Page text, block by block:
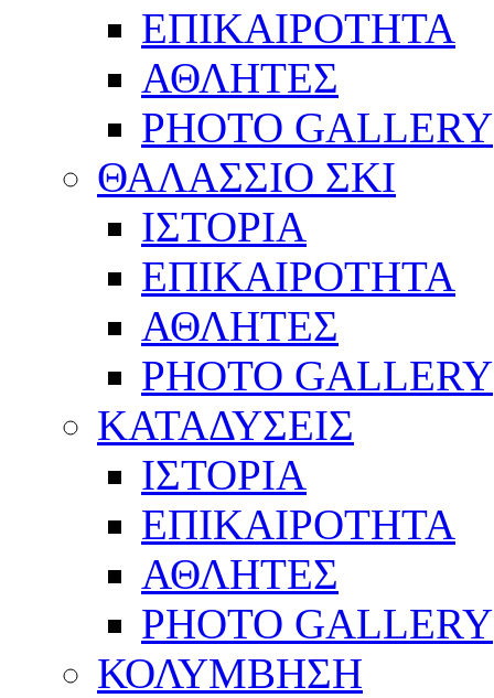
ΕΠΙΚΑΙΡΟΤΗΤΑ
ΑΘΛΗΤΕΣ
PHOTO GALLERY
ΘΑΛΑΣΣΙΟ ΣΚΙ
ΙΣΤΟΡΙΑ
ΕΠΙΚΑΙΡΟΤΗΤΑ
ΑΘΛΗΤΕΣ
PHOTO GALLERY
ΚΑΤΑΔΥΣΕΙΣ
ΙΣΤΟΡΙΑ
ΕΠΙΚΑΙΡΟΤΗΤΑ
ΑΘΛΗΤΕΣ
PHOTO GALLERY
ΚΟΛΥΜΒΗΣΗ